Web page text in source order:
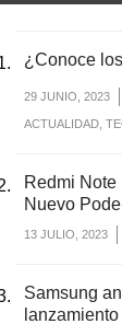
¿Conoce
29 JUNIO, 2023
ACTUALIDAD,
Redmi Note
Nuevo
13 JULIO, 2023
Samsung